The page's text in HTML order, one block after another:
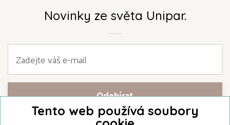
Novinky ze světa Unipar.
Tento web používá soubory